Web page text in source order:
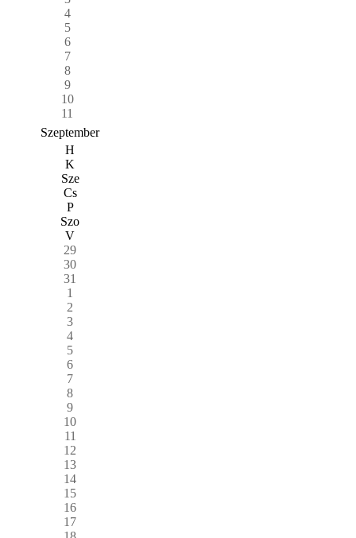
4
5
6
7
8
9
10
11
Szeptember
H
K
Sze
Cs
P
Szo
V
29
30
31
1
2
3
4
5
6
7
8
9
10
11
12
13
14
15
16
17